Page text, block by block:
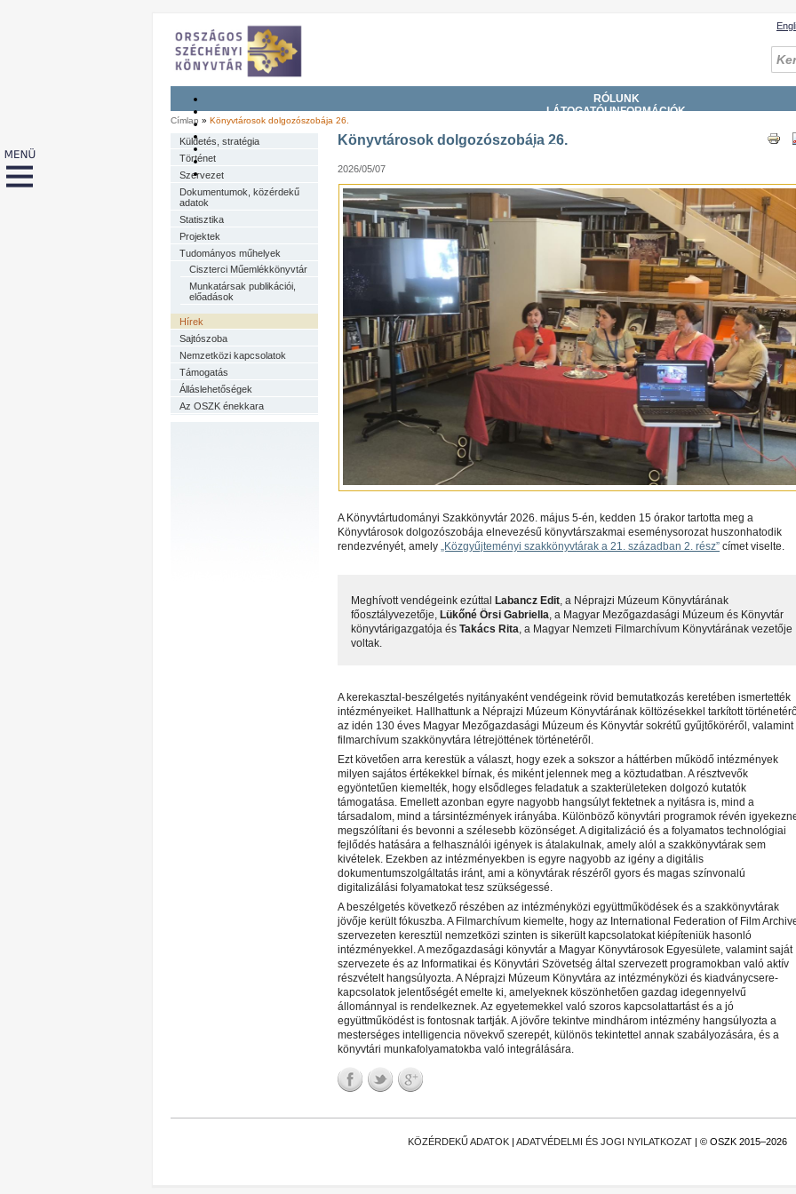
RÓLUNK
LÁTOGATÓI INFORMÁCIÓK
KATALÓGUSOK, ADATBÁZISOK
Címlap » Könyvtárosok dolgozószobája 26.
Küldetés, stratégia
Történet
Szervezet
Dokumentumok, közérdekű
adatok
Statisztika
Projektek
Tudományos műhelyek
Ciszterci Műemlékkönyvtár
Munkatársak publikációi,
előadások
Hírek
Sajtószoba
Nemzetközi kapcsolatok
Támogatás
Álláslehetőségek
Az OSZK énekkara
Könyvtárosok dolgozószobája 26.
2026/05/07
A Könyvtártudományi Szakkönyvtár 2026. május 5-én, kedden 15 órakor tartotta meg a
Könyvtárosok dolgozószobája elnevezésű könyvtárszakmai eseménysorozat huszonhatodik
rendezvényét, amely „Közgyűjteményi szakkönyvtárak a 21. században 2. rész” címet viselte.
Meghívott vendégeink ezúttal Labancz Edit, a Néprajzi Múzeum Könyvtárának
főosztályvezetője, Lükőné Örsi Gabriella, a Magyar Mezőgazdasági Múzeum és Könyvtár
könyvtárigazgatója és Takács Rita, a Magyar Nemzeti Filmarchívum Könyvtárának vezetője
voltak.
A kerekasztal-beszélgetés nyitányaként vendégeink rövid bemutatkozás keretében ismertették
intézményeiket. Hallhattunk a Néprajzi Múzeum Könyvtárának költözésekkel tarkított
az idén 130 éves Magyar Mezőgazdasági Múzeum és Könyvtár sokrétű gyűjtőköréről, valamint
filmarchívum szakkönyvtára létrejöttének történetéről.
Ezt követően arra kerestük a választ, hogy ezek a sokszor a háttérben működő intézmények
milyen sajátos értékekkel bírnak, és miként jelennek meg a köztudatban. A résztvevők
egyöntetűen kiemelték, hogy elsődleges feladatuk a szakterületeken dolgozó kutatók
támogatása. Emellett azonban egyre nagyobb hangsúlyt fektetnek a nyitásra is, mind a
társadalom, mind a társintézmények irányába. Különböző könyvtári programok révén
megszólítani és bevonni a szélesebb közönséget. A digitalizáció és a folyamatos technológiai
fejlődés hatására a felhasználói igények is átalakulnak, amely alól a szakkönyvtárak sem
kivételek. Ezekben az intézményekben is egyre nagyobb az igény a digitális
dokumentumszolgáltatás iránt, ami a könyvtárak részéről gyors és magas színvonalú
digitalizálási folyamatokat tesz szükségessé.
A beszélgetés következő részében az intézményközi együttműködések és a szakkönyvtárak
jövője került fókuszba. A Filmarchívum kiemelte, hogy az International Federation of Film
szervezeten keresztül nemzetközi szinten is sikerült kapcsolatokat kiépíteniük hasonló
intézményekkel. A mezőgazdasági könyvtár a Magyar Könyvtárosok Egyesülete, valamint saját
szervezete és az Informatikai és Könyvtári Szövetség által szervezett programokban való aktív
részvételt hangsúlyozta. A Néprajzi Múzeum Könyvtára az intézményközi és kiadványcsere-
kapcsolatok jelentőségét emelte ki, amelyeknek köszönhetően gazdag idegennyelvű
állománnyal is rendelkeznek. Az egyetemekkel való szoros kapcsolattartást és a jó
együttműködést is fontosnak tartják. A jövőre tekintve mindhárom intézmény hangsúlyozta a
mesterséges intelligencia növekvő szerepét, különös tekintettel annak szabályozására, és a
könyvtári munkafolyamatokba való integrálására.
KÖZÉRDEKŰ ADATOK| ADATVÉDELMI ÉS JOGI NYILATKOZAT| © OSZK 2015–2026